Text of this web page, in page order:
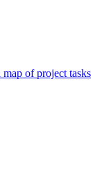
map of project tasks